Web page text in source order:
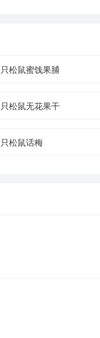
松鼠蜜饯果脯
松鼠无花果干
松鼠话梅